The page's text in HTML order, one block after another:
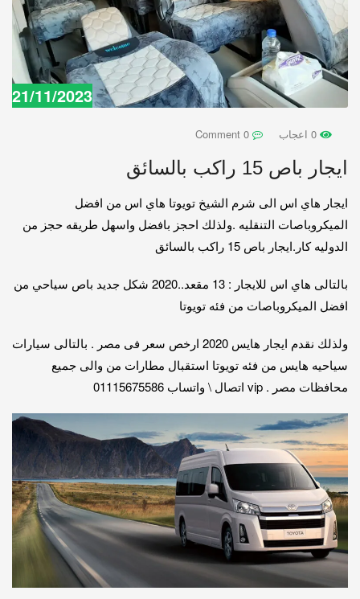
21/11/2023
ايجار باص 15 راكب بالسائق
ايجار هاي اس الى شرم الشيخ تويوتا هاي اس من افضل
الميكروباصات التنقليه .ولذلك احجز بافضل واسهل طريقه حجز من
الدوليه كار.ايجار باص 15 راكب بالسائق
بالتالى هاي اس للايجار : 13 مقعد..2020 شكل جديد باص سياحي من
افضل الميكروباصات من فئه تويوتا
ولذلك نقدم ايجار هايس 2020 ارخص سعر فى مصر . بالتالى سيارات
سياحيه هايس من فئه تويوتا استقبال مطارات من والى جميع
محافظات مصر . vip اتصال \ واتساب 01115675586